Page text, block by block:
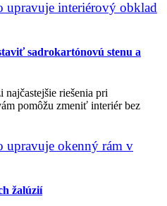
sadrokartónovú stenu a
riešenia pri
pomôžu zmeniť interiér bez
žalúzií